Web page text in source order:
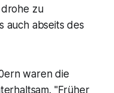
zu
auch abseits des
waren die
"Früher